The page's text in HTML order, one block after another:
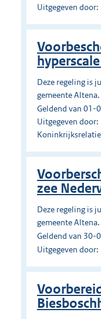
Uitgegeven
Deze regeling is
gemeente Altena.
Geldend van 01-
Uitgegeven door:
zee
Deze regeling is
gemeente Altena.
Geldend van 30-
Uitgegeven door: